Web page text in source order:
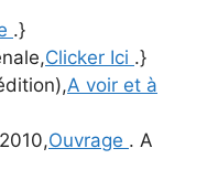
.}
Clicker Ici .}
A voir et à
Ouvrage . A